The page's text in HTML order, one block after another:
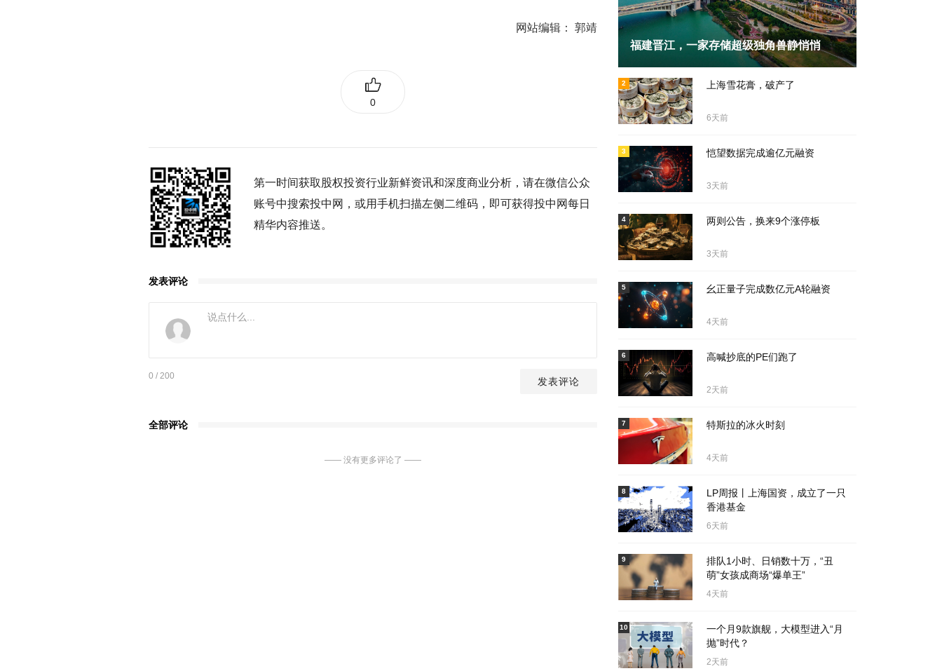
网站编辑： 郭靖
0
第一时间获取股权投资行业新鲜资讯和深度商业分析，请在微信公众
账号中搜索投中网，或用手机扫描左侧二维码，即可获得投中网每日
精华内容推送。
发表评论
0 / 200 发表评论
全部评论
—— 没有更多评论了 ——
福建晋江，一家存储超级独角兽静悄悄
5天前 上海雪花膏，破产了
6天前
2
恺望数据完成逾亿元融资
3天前
3
两则公告，换来9个涨停板
3天前
4
幺正量子完成数亿元A轮融资
4天前
5
高喊抄底的PE们跑了
2天前
6
特斯拉的冰火时刻
4天前
7
LP周报丨上海国资，成立了一只
香港基金
6天前
8
排队1小时、日销数十万，“丑
萌”女孩成商场“爆单王”
4天前
9
一个月9款旗舰，大模型进入“月
抛”时代？
2天前
10